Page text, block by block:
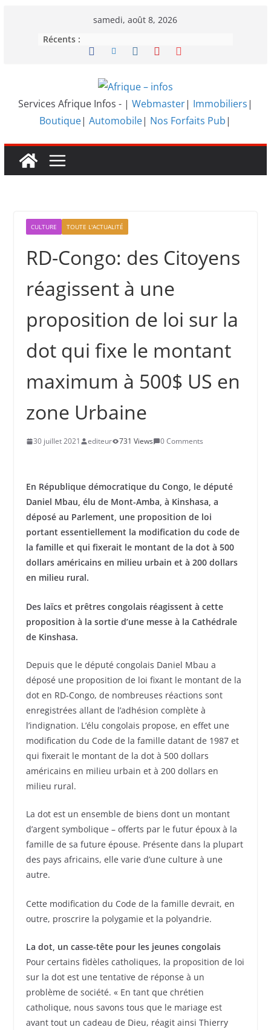
samedi, août 8, 2026
Récents :
Services Afrique Infos - | Webmaster| Immobiliers|
Boutique|Automobile| Nos Forfaits Pub|
CULTURE TOUTE L'ACTUALITÉ
RD-Congo: des Citoyens
réagissent à une
proposition de loi sur la
dot qui fixe le montant
maximum à 500$ US en
zone Urbaine
30 juillet 2021 editeur 731 Views 0 Comments
En République démocratique du Congo, le député
Daniel Mbau, élu de Mont-Amba, à Kinshasa, a
déposé au Parlement, une proposition de loi
portant essentiellement la modification du code de
la famille et qui fixerait le montant de la dot à 500
dollars américains en milieu urbain et à 200 dollars
en milieu rural.
Des laïcs et prêtres congolais réagissent à cette
proposition à la sortie d’une messe à la Cathédrale
de Kinshasa.
Depuis que le député congolais Daniel Mbau a
déposé une proposition de loi fixant le montant de la
dot en RD-Congo, de nombreuses réactions sont
enregistrées allant de l’adhésion complète à
l’indignation. L’élu congolais propose, en effet une
modification du Code de la famille datant de 1987 et
qui fixerait le montant de la dot à 500 dollars
américains en milieu urbain et à 200 dollars en
milieu rural.
La dot est un ensemble de biens dont un montant
d’argent symbolique – offerts par le futur époux à la
famille de sa future épouse. Présente dans la plupart
des pays africains, elle varie d’une culture à une
autre.
Cette modification du Code de la famille devrait, en
outre, proscrire la polygamie et la polyandrie.
La dot, un casse-tête pour les jeunes congolais
Pour certains fidèles catholiques, la proposition de loi
sur la dot est une tentative de réponse à un
problème de société. « En tant que chrétien
catholique, nous savons tous que le mariage est
avant tout un cadeau de Dieu, réagit ainsi Thierry